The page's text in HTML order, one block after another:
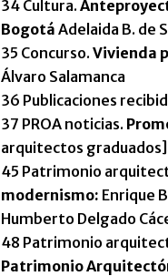
34 Cultura.
Bogotá Adelaida B. de
35 Concurso. Vivienda
Álvaro Salamanca
36 Publicaciones
37 PROA noticias.
arquitectos graduados]
45 Patrimonio
modernismo: Enrique
Humberto Delgado
48 Patrimonio
Patrimonio